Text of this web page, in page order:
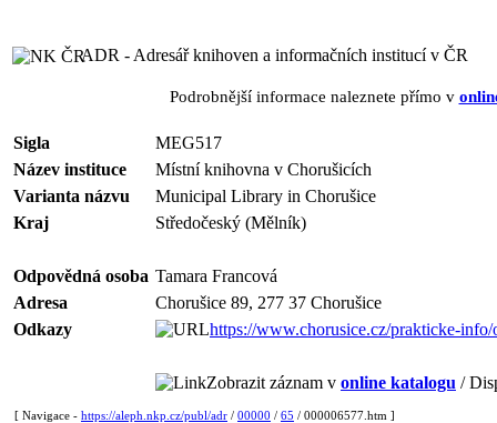
ADR - Adresář knihoven a informačních institucí v ČR
Podrobnější informace naleznete přímo v
Sigla
MEG517
Název instituce
Místní knihovna v Chorušicích
Varianta názvu
Municipal Library in Chorušice
Kraj
Středočeský (Mělník)
Odpovědná osoba Tamara Francová
Adresa
Chorušice 89, 277 37 Chorušice
Odkazy
https://www.chorusice.cz/prakticke-
Zobrazit záznam v online katalogu /
[ Navigace - https://aleph.nkp.cz/publ/adr / 00000 / 65 / 000006577.htm ]